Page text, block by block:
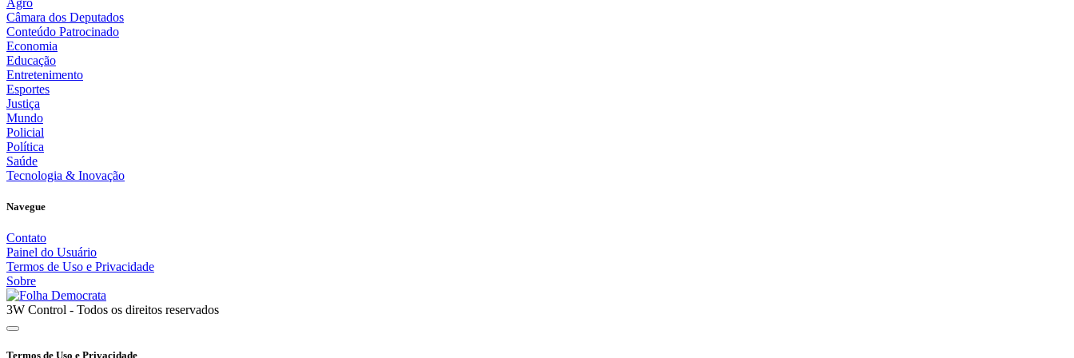
Câmara dos Deputados
Conteúdo Patrocinado
Economia
Educação
Entretenimento
Esportes
Justiça
Mundo
Policial
Política
Saúde
Tecnologia & Inovação
Navegue
Contato
Painel do Usuário
Termos de Uso e Privacidade
Sobre
3W Control - Todos os direitos reservados
Termos de Uso e Privacidade